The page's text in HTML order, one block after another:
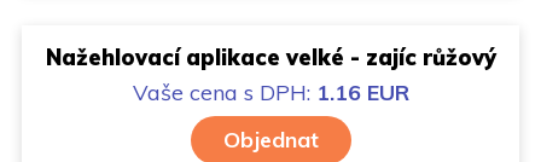
Nažehlovací aplikace velké - zajíc růžový
Vaše cena s DPH: 1.16 EUR
Objednat